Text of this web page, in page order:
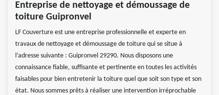
Entreprise de nettoyage et démoussage de
toiture Guipronvel
LF Couverture est une entreprise professionnelle et experte en
travaux de nettoyage et démoussage de toiture qui se situe à
l’adresse suivante : Guipronvel 29290. Nous disposons une
connaissance fiable, suffisante et pertinente en toutes les activités
faisables pour bien entretenir la toiture quel que soit son type et son
état. Nous sommes prêts à réaliser une intervention irréprochable